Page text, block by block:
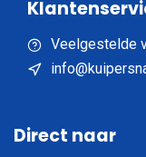
Veelgestelde
Direct naar